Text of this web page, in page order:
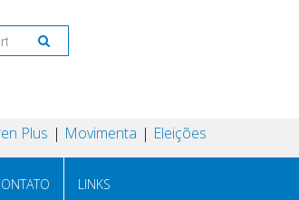
Plus Movimenta Eleições
LINKS